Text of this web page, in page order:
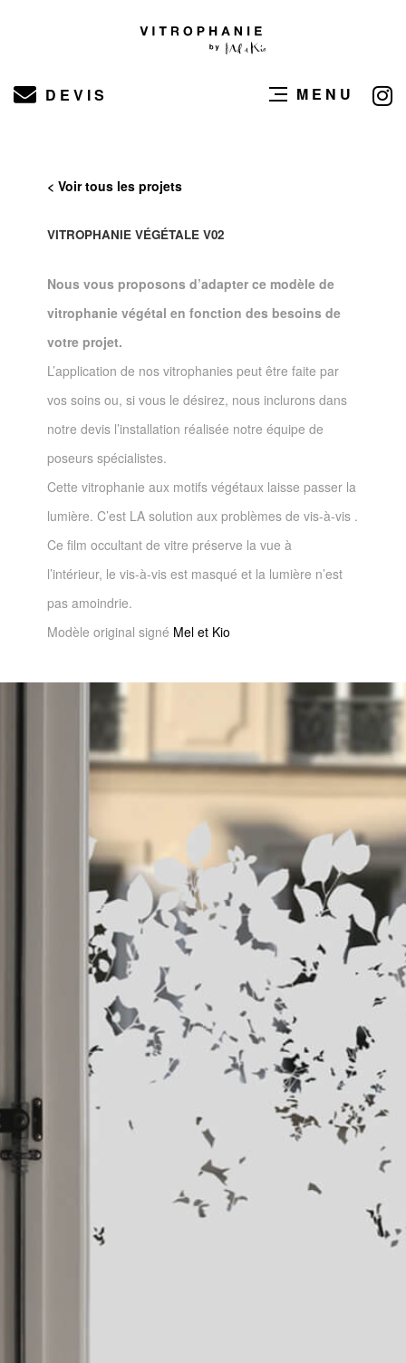
DEVIS MENU
< Voir tous les projets
VITROPHANIE VÉGÉTALE V02
Nous vous proposons d’adapter ce modèle de
vitrophanie végétal en fonction des besoins de
votre projet.
L’application de nos vitrophanies peut être faite par
vos soins ou, si vous le désirez, nous inclurons dans
notre devis l’installation réalisée notre équipe de
poseurs spécialistes.
Cette vitrophanie aux motifs végétaux laisse passer la
lumière. C’est LA solution aux problèmes de vis-à-vis .
Ce film occultant de vitre préserve la vue à
l’intérieur, le vis-à-vis est masqué et la lumière n’est
pas amoindrie.
Modèle original signé Mel et Kio